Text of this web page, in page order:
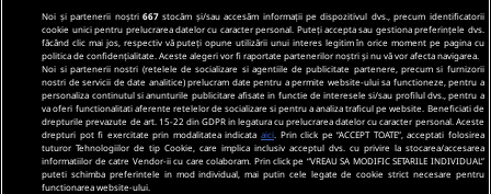
Noi și partenerii noștri667 stocăm și/sau accesăm informații pe dispozitivul dvs., precum identificatorii
cookie unici pentru prelucrarea datelor cu caracter personal. Puteți accepta sau gestiona preferințele dvs.
făcând clic mai jos, respectiv vă puteți opune utilizării unui interes legitim în orice moment pe pagina cu
politica de confidențialitate. Aceste alegeri vor fi raportate partenerilor noștri și nu vă vor afecta navigarea.
Noi si partenerii nostri (retelele de socializare si agentiile de publicitate partenere, precum si furnizorii
nostri de servicii de date analitice) prelucram date pentru a permite website-ului sa functioneze, pentru a
personaliza continutul si anunturile publicitare afisate in functie de interesele si/sau profilul dvs., pentru a
va oferi functionalitati aferente retelelor de socializare si pentru a analiza traficul pe website. Beneficiati de
drepturile prevazute de art. 15-22 din GDPR in legatura cu prelucrarea datelor cu caracter personal. Aceste
drepturi pot fi exercitate prin modalitatea indicata aici . Prin click pe “ACCEPT TOATE”, acceptati folosirea
tuturor Tehnologiilor de tip Cookie, care implica inclusiv acceptul dvs. cu privire la stocarea/accesarea
informatiilor de catre Vendor-ii cu care colaboram. Prin click pe “VREAU SA MODIFIC SETARILE INDIVIDUAL”
puteti schimba preferintele in mod individual, mai putin cele legate de cookie strict necesare pentru
functionarea website-ului.